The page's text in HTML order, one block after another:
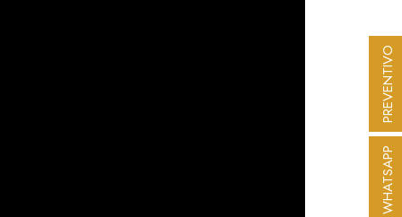
WHATSAPP
PREVENTIVO